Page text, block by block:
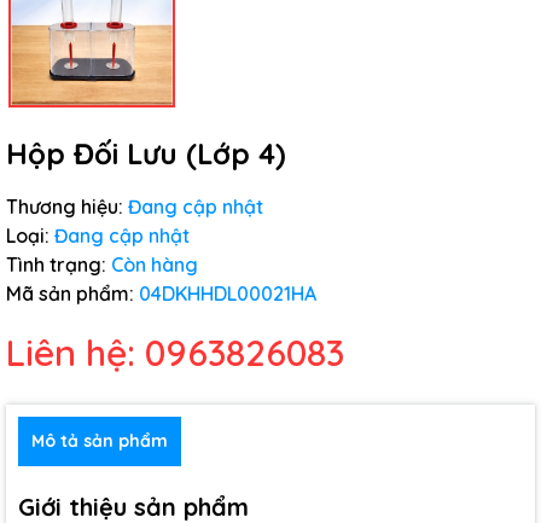
Hộp Đối Lưu (Lớp 4)
Thương hiệu: Đang cập nhật
Loại: Đang cập nhật
Tình trạng: Còn hàng
Mã sản phẩm: 04DKHHDL00021HA
Liên hệ: 0963826083
Mô tả sản phẩm
Giới thiệu sản phẩm